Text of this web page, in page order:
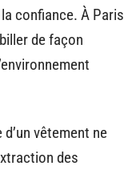
confiance. À Paris
de façon
vêtement ne
des